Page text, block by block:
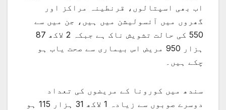
اب بھی اسپتالوں، قرنطینہ مراکز اور
گھروں میں آئسولیشن میں ہیں، جن میں سے
550 کی حالت تشویش ناک ہے جبکہ 2 لاکھ 87
ہزار 950 مریض اس بیماری سے صحت یاب ہو
چکے ہیں۔
سندھ میں کورونا کے مریضوں کی تعداد
دوسرے صوبوں سے زیادہ 1 لاکھ 31 ہزار 115 ہو